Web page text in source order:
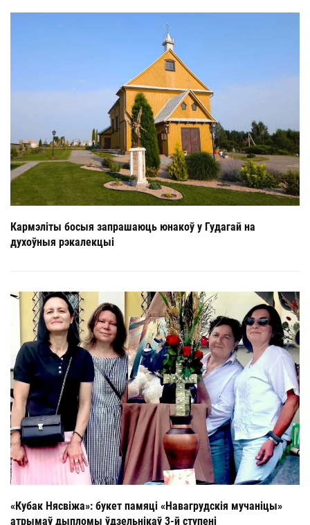
Кармэліты босыя запрашаюць юнакоў у Гудагай на
духоўныя рэкалекцыі
«Кубак Нясвіжа»: букет памяці «Навагрудскія мучаніцы»
атрымаў дыпломы ўдзельнікаў 3-й ступені